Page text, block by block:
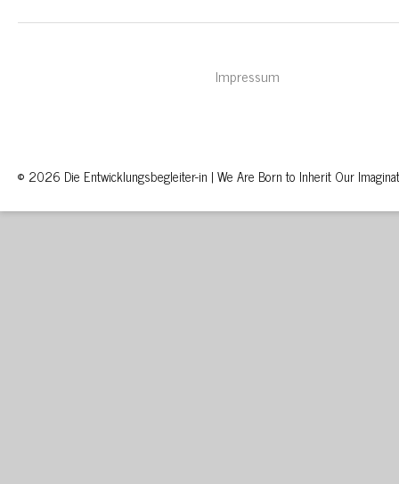
Impressum
© 2026 Die Entwicklungsbegleiter-in | We Are Born to Inherit Our